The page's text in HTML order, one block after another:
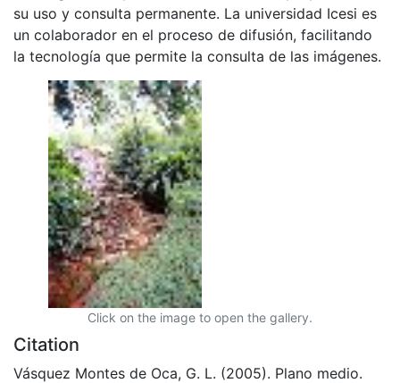
su uso y consulta permanente. La universidad Icesi es
un colaborador en el proceso de difusión, facilitando
la tecnología que permite la consulta de las imágenes.
Click on the image to open the gallery.
Citation
Vásquez Montes de Oca, G. L. (2005). Plano medio.